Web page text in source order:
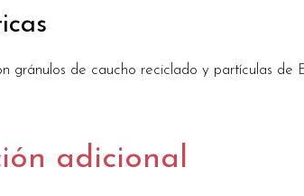
gránulos de caucho reciclado y partículas de
adicional